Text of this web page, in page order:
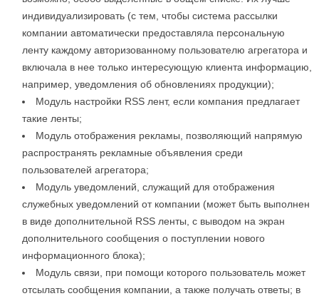
индивидуализировать (с тем, чтобы система рассылки
компании автоматически предоставляла персональную
ленту каждому авторизованному пользователю агрегатора и
включала в нее только интересующую клиента информацию,
например, уведомления об обновлениях продукции);
Модуль настройки RSS лент, если компания предлагает
такие ленты;
Модуль отображения рекламы, позволяющий напрямую
распространять рекламные объявления среди
пользователей агрегатора;
Модуль уведомлений, служащий для отображения
служебных уведомлений от компании (может быть выполнен
в виде дополнительной RSS ленты, с выводом на экран
дополнительного сообщения о поступлении нового
информационного блока);
Модуль связи, при помощи которого пользователь может
отсылать сообщения компании, а также получать ответы; в